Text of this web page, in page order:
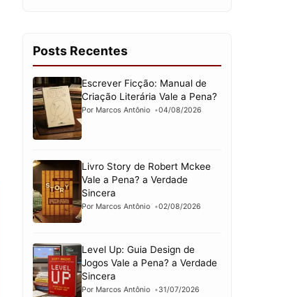
Posts Recentes
Escrever Ficção: Manual de
Criação Literária Vale a Pena?
Por Marcos Antônio 04/08/2026
Livro Story de Robert Mckee
Vale a Pena? a Verdade
Sincera
Por Marcos Antônio 02/08/2026
Level Up: Guia Design de
Jogos Vale a Pena? a Verdade
Sincera
Por Marcos Antônio 31/07/2026